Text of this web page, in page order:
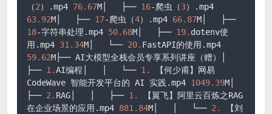
（2）.mp4 76.67M│   ├── 16-爬虫（3
63.92M│   ├── 17-爬虫（4）.mp4 66.87
M│   ├──
18-字符串处理.mp4 50.68M│   ├── 19. dotenv使
用.mp4 31.34M│   └── 20.
59.62M├── AI大模型全栈会员专享系列讲座（赠）│
├── 1.AI编程│   │   └── 1.
【何少甫】网易
CodeWave 智能开发平台的 AI 实践.mp4 1049.39M│
├── 2. RAG│   │   ├── 1.
【翼飞】阿里云百炼之RAG
在企业场景的应用.mp4 881.84M│   │   └── 2.
【刘